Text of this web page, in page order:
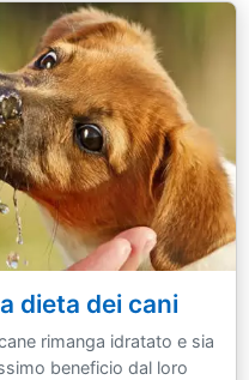
dieta dei cani
rimanga idratato e sia
beneficio dal loro